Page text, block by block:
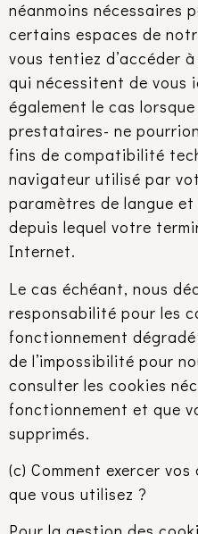
néanmoins nécessaires
certains espaces de
vous tentiez d’accéder
qui nécessitent de vous
également le cas
prestataires- ne
fins de compatibilité
navigateur utilisé par
paramètres de langue
depuis lequel votre
Internet.
Le cas échéant, nous
responsabilité pour les
fonctionnement
de l’impossibilité pour
consulter les cookies
fonctionnement et que
supprimés.
(c) Comment exercer
que vous utilisez ?